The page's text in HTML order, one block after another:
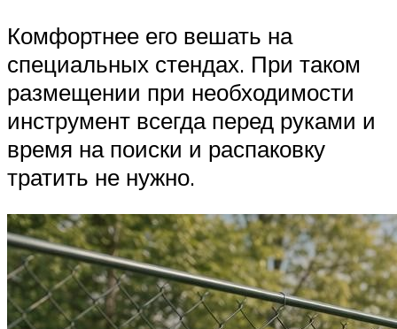
Комфортнее его вешать на
специальных стендах. При таком
размещении при необходимости
инструмент всегда перед руками и
время на поиски и распаковку
тратить не нужно.